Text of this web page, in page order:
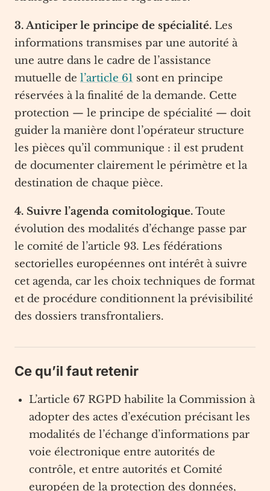
3. Anticiper le principe de spécialité. Les
informations transmises par une autorité à
une autre dans le cadre de l’assistance
mutuelle de l’article 61 sont en principe
réservées à la finalité de la demande. Cette
protection — le principe de spécialité — doit
guider la manière dont l’opérateur structure
les pièces qu’il communique : il est prudent
de documenter clairement le périmètre et la
destination de chaque pièce.
4. Suivre l’agenda comitologique.Toute
évolution des modalités d’échange passe par
le comité de l’article 93. Les fédérations
sectorielles européennes ont intérêt à suivre
cet agenda, car les choix techniques de format
et de procédure conditionnent la prévisibilité
des dossiers transfrontaliers.
Ce qu’il faut retenir
L’article 67 RGPD habilite la Commission à
adopter des actes d’exécution précisant les
modalités de l’échange d’informations par
voie électronique entre autorités de
contrôle, et entre autorités et Comité
européen de la protection des données,